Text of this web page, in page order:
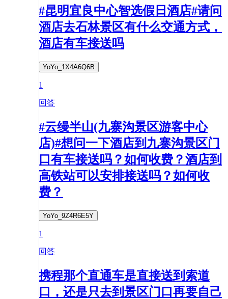
#昆明宜良中心智选假日酒店#请问
酒店去石林景区有什么交通方式，
酒店有车接送吗
YoYo_1X4A6Q6B
1
回答
#云缦半山(九寨沟景区游客中心
店)#想问一下酒店到九寨沟景区门
口有车接送吗？如何收费？酒店到
高铁站可以安排接送吗？如何收
费？
YoYo_9Z4R6E5Y
1
回答
携程那个直通车是直接送到索道
口，还是只去到景区门口再要自己